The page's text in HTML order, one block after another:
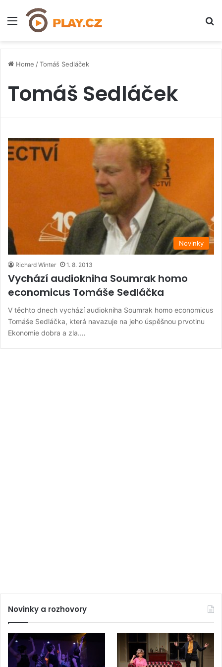
Menu
Home /Tomáš Sedláček
Tomáš Sedláček
Novinky
Richard Winter 1. 8. 2013
Vychází audiokniha Soumrak homo
economicus Tomáše Sedláčka
V těchto dnech vychází audiokniha Soumrak homo economicus
Tomáše Sedláčka, která navazuje na jeho úspěšnou prvotinu
Ekonomie dobra a zla.…
Novinky a rozhovory